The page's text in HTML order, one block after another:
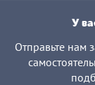
У
Отправьте нам